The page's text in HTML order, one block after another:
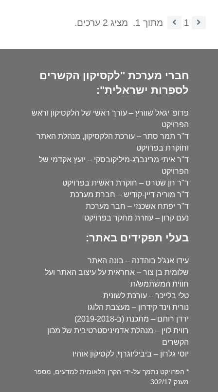
1 מתוך 1. מציג 2 ערכים.
חברי מערכת "לקסיקון הקשרים
לספרות ישראלית":
פרופ' יגאל שוורץ – עורך ראשי של הלקסיקון וראש
הפרויקט
ד"ר תמר סתר – עורכת הלקסיקון, מנהלת האתר
וחוקרת בפרויקט
ד"ר איתי מרינברג-מיליקובסקי – יועץ אקדמי של
הפרויקט
ד"ר חן שטרס – חוקרת ראשית בפרויקט
ד"ר מוריה דיין-קודיש – חברת מערכת
ד"ר יפתח אשכנזי – חבר מערכת
נעם קרון – עוזרת מחקר בפרויקט
בעלי תפקידים באתר:
עידו אנג'ל בוהדנה – בונה האתר
שלומית בן צור – אחראית על עיצוב האתר ועל
חווית המשתמש/ת
טלי בלייכר – עורכת לשונית
נורית וינד קידרון – מעצבת הלוגו
ירדן רותם – מתכנת (ב-2019-2018)
רווית לוין – מנהלת אדמיניסטרטיבית של מכון
הקשרים
יוסי גלרון – ביביליוגרף, לקסיקון אוהיו
* הפרויקט נתמך על-ידי הקרן הלאומית למדעים, מספר
מענק 302/17